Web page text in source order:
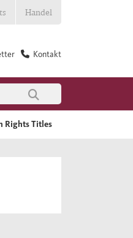
Handel
Kontakt
Rights Titles